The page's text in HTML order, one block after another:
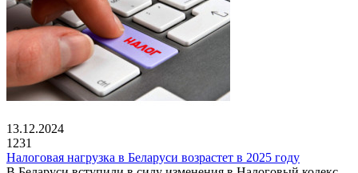
13.12.2024
1231
Налоговая нагрузка в Беларуси возрастет в 2025 году